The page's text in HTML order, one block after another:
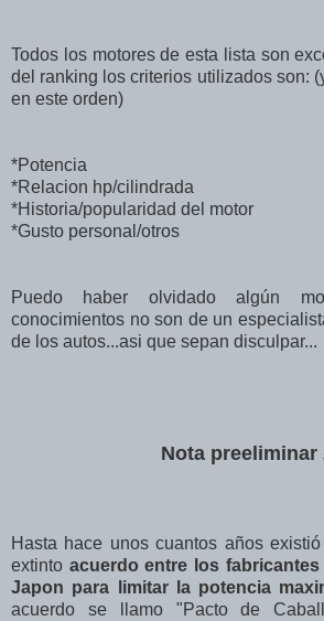
Todos los motores de esta lista son
del ranking los criterios utilizados son:
en este orden)
*Potencia
*Relacion hp/cilindrada
*Historia/popularidad del motor
*Gusto personal/otros
Puedo haber olvidado algún
conocimientos no son de un
de los autos...asi que sepan disculpar...
Nota preeliminar
Hasta hace unos cuantos años
extinto acuerdo entre los
Japon para limitar la potencia
acuerdo se llamo "Pacto de